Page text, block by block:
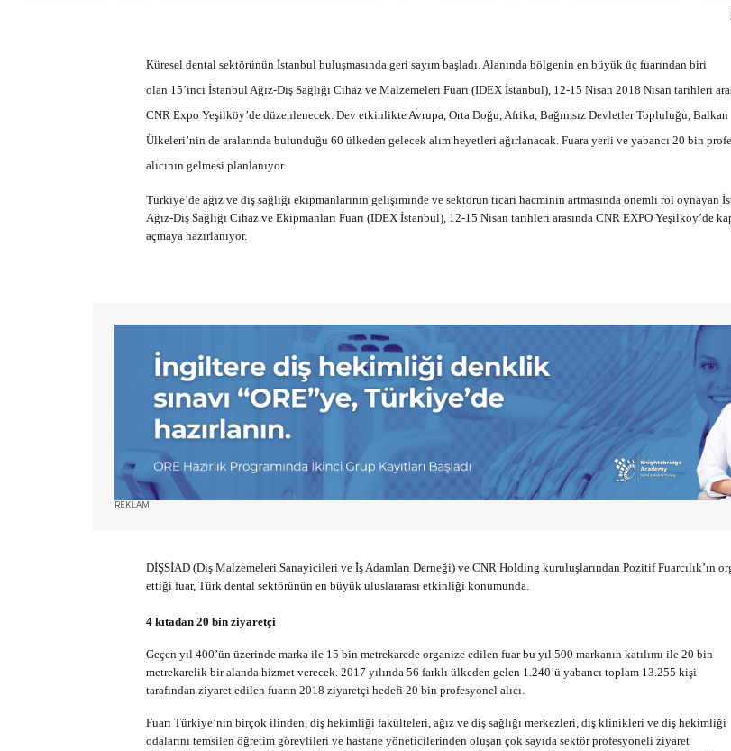
Küresel dental sektörünün İstanbul buluşmasında geri sayım başladı. Alanında bölgenin en büyük üç fuarından biri
olan 15’inci İstanbul Ağız-Diş Sağlığı Cihaz ve Malzemeleri Fuarı (IDEX İstanbul), 12-15 Nisan 2018 Nisan tarihleri
CNR Expo Yeşilköy’de düzenlenecek. Dev etkinlikte Avrupa, Orta Doğu, Afrika, Bağımsız Devletler Topluluğu, Balkan
Ülkeleri’nin de aralarında bulunduğu 60 ülkeden gelecek alım heyetleri ağırlanacak. Fuara yerli ve yabancı 20 bin
alıcının gelmesi planlanıyor.
Türkiye’de ağız ve diş sağlığı ekipmanlarının gelişiminde ve sektörün ticari hacminin artmasında önemli rol oynayan
Ağız-Diş Sağlığı Cihaz ve Ekipmanları Fuarı (IDEX İstanbul), 12-15 Nisan tarihleri arasında CNR EXPO Yeşilköy’de
açmaya hazırlanıyor.
REKLAM
DİŞSİAD (Diş Malzemeleri Sanayicileri ve İş Adamları Derneği) ve CNR Holding kuruluşlarından Pozitif Fuarcılık’ın
ettiği fuar, Türk dental sektörünün en büyük uluslararası etkinliği konumunda.
4 kıtadan 20 bin ziyaretçi
Geçen yıl 400’ün üzerinde marka ile 15 bin metrekarede organize edilen fuar bu yıl 500 markanın katılımı ile 20 bin
metrekarelik bir alanda hizmet verecek. 2017 yılında 56 farklı ülkeden gelen 1.240’ü yabancı toplam 13.255 kişi
tarafından ziyaret edilen fuarın 2018 ziyaretçi hedefi 20 bin profesyonel alıcı.
Fuarı Türkiye’nin birçok ilinden, diş hekimliği fakülteleri, ağız ve diş sağlığı merkezleri, diş klinikleri ve diş hekimliği
odalarını temsilen öğretim görevlileri ve hastane yöneticilerinden oluşan çok sayıda sektör profesyoneli ziyaret